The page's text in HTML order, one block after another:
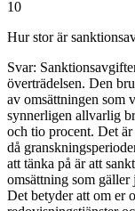
10
Hur stor är
Svar:
överträdelsen. Den
av omsättningen som
synnerligen allvarlig
och tio procent. Det
då
att tänka på är att
omsättning som gäller
Det betyder att om er